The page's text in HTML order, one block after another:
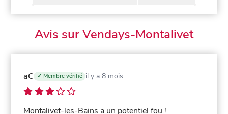
Avis sur Vendays-Montalivet
aC ✓ Membre vérifié il y a 8 mois
Montalivet-les-Bains a un potentiel fou !